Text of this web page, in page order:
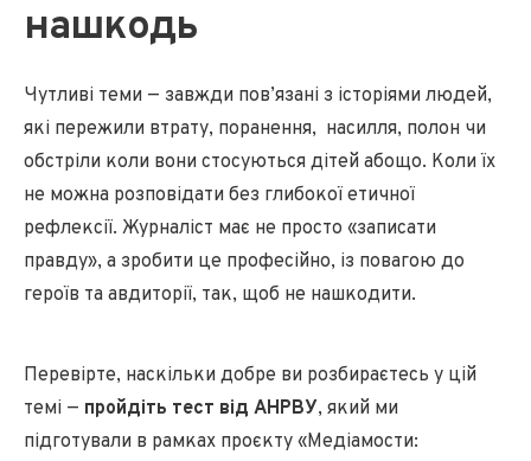
нашкодь
Чутливі теми — завжди пов’язані з історіями людей,
які пережили втрату, поранення, насилля, полон чи
обстріли коли вони стосуються дітей абощо. Коли їх
не можна розповідати без глибокої етичної
рефлексії. Журналіст має не просто «записати
правду», а зробити це професійно, із повагою до
героїв та авдиторії, так, щоб не нашкодити.
Перевірте, наскільки добре ви розбираєтесь у цій
темі — пройдіть тест від АНРВУ, який ми
підготували в рамках проєкту «Медіамости: